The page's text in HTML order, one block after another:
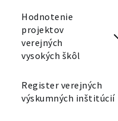
Hodnotenie
projektov
verejných
vysokých škôl
Register verejných
výskumných inštitúcií